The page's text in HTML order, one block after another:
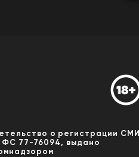
о регистрации СМИ
77-76094, выдано